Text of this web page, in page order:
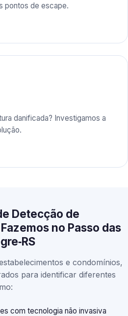
pontos de escape.
danificada? Investigamos a
Detecção de
no Passo das
e condomínios,
para identificar diferentes
com tecnologia não invasiva